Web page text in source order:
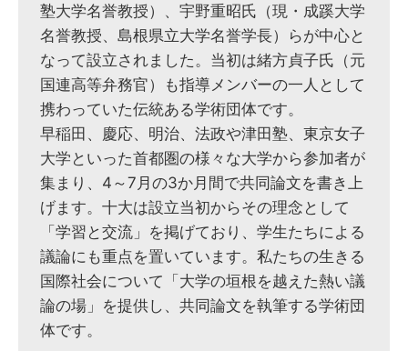
塾大学名誉教授）、宇野重昭氏（現・成蹊大学
名誉教授、島根県立大学名誉学長）らが中心と
なって設立されました。当初は緒方貞子氏（元
国連高等弁務官）も指導メンバーの一人として
携わっていた伝統ある学術団体です。
早稲田、慶応、明治、法政や津田塾、東京女子
大学といった首都圏の様々な大学から参加者が
集まり、4～7月の3か月間で共同論文を書き上
げます。十大は設立当初からその理念として
「学習と交流」を掲げており、学生たちによる
議論にも重点を置いています。私たちの生きる
国際社会について「大学の垣根を越えた熱い議
論の場」を提供し、共同論文を執筆する学術団
体です。